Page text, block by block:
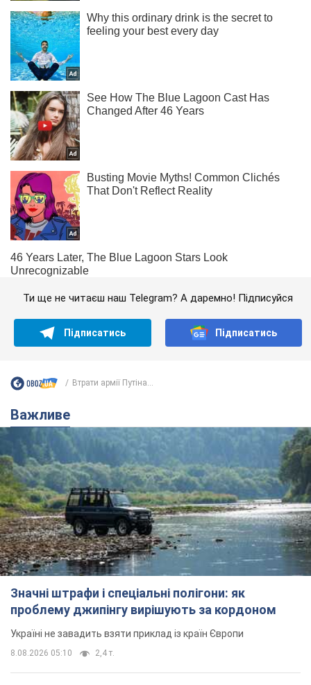
Ти ще не читаєш наш Telegram? А даремно! Підписуйся
Підписатись Підписатись
Втрати армії Путіна...
Важливе
Значні штрафи і спеціальні полігони: як
проблему джипінгу вирішують за кордоном
Україні не завадить взяти приклад із країн Європи
8.08.2026 05:10 2,4 т.